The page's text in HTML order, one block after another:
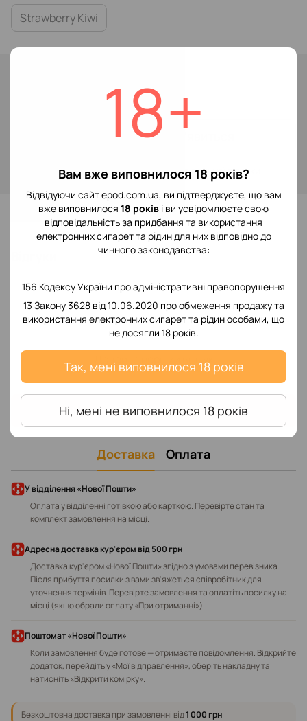
18+
Вам вже виповнилося 18 років?
Відвідуючи сайт epod.com.ua, ви підтверджуєте, що вам
вже виповнилося 18 років і ви усвідомлюєте свою
відповідальність за придбання та використання
електронних сигарет та рідин для них відповідно до
чинного законодавства:
156 Кодексу України про адміністративні правопорушення
13 Закону 3628 від 10.06.2020 про обмеження продажу та
використання електронних сигарет та рідин особами, що
не досягли 18 років.
Так, мені виповнилося 18 років
Ні, мені не виповнилося 18 років
Strawberry Kiwi
Повідомити, коли з'явиться
Увійтидля відображення накопичувальної знижки
До обраного
Додайте перший відгук
Написати відгук
Доставка Оплата
У відділення «Нової Пошти»
Оплата у відділенні готівкою або карткою. Перевірте стан та
комплект замовлення на місці.
Адресна доставка кур'єром від 500 грн
Доставка кур'єром «Нової Пошти» згідно з умовами перевізника.
Після прибуття посилки з вами зв'яжеться співробітник для
уточнення термінів. Перевірте замовлення та оплатіть посилку на
місці (якщо обрали оплату «При отриманні»).
Поштомат «Нової Пошти»
Коли замовлення буде готове — отримаєте повідомлення. Відкрийте
додаток, перейдіть у «Мої відправлення», оберіть накладну та
натисніть «Відкрити комірку».
Безкоштовна доставка при замовленні від1 000 грн